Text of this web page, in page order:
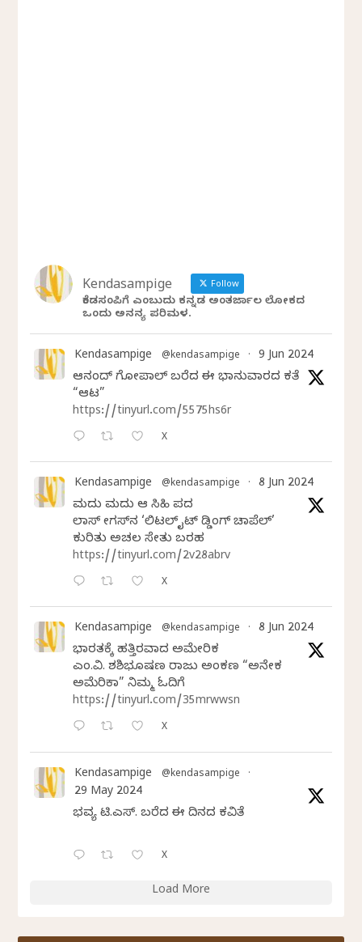
Kendasampige Follow
ಕೆಂಡಸಂಪಿಗೆ ಎಂಬುದು ಕನ್ನಡ ಅಂತರ್ಜಾಲ ಲೋಕದ
ಒಂದು ಅನನ್ಯ ಪರಿಮಳ.
Kendasampige @kendasampige · 9 Jun 2024
ಆನಂದ್‌ ಗೋಪಾಲ್‌ ಬರೆದ ಈ ಭಾನುವಾರದ ಕತೆ
“ಆಟ”
https://tinyurl.com/5575hs6r
X
Kendasampige @kendasampige · 8 Jun 2024
ಮದುವೆ ಮದುವೆ ಆ ಸಿಹಿ ಪದವೆ
ಲಾಸ್‌ ವೇಗಸ್‌ನ ‘ಲಿಟಲ್ ವೈಟ್ ವೆಡ್ಡಿಂಗ್ ಚಾಪೆಲ್’
ಕುರಿತು ಅಚಲ ಸೇತು ಬರಹ
https://tinyurl.com/2v28abrv
X
Kendasampige @kendasampige · 8 Jun 2024
ಭಾರತಕ್ಕೆ ಹತ್ತಿರವಾದ ಅಮೇರಿಕ
ಎಂ.ವಿ. ಶಶಿಭೂಷಣ ರಾಜು ಅಂಕಣ “ಅನೇಕ
ಅಮೆರಿಕಾ” ನಿಮ್ಮ ಓದಿಗೆ
https://tinyurl.com/35mrwwsn
X
Kendasampige @kendasampige ·
29 May 2024
ಭವ್ಯ ಟಿ.ಎಸ್. ಬರೆದ ಈ ದಿನದ ಕವಿತೆ
X
Load More